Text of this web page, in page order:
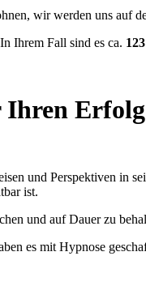
wir werden uns auf
Ihrem Fall sind es ca.
Ihren
und Perspektiven in
ist.
und auf Dauer zu
es mit Hypnose